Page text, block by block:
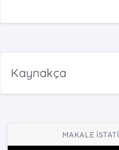
Kaynakça
MAKALE